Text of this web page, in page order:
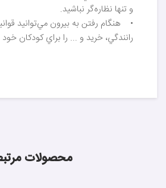
و تنها نظاره‌گر نباشيد.
• هنگام رفتن به بيرون مي‌توانيد
رانندگي، خريد و ... را براي کودکان
محصولات